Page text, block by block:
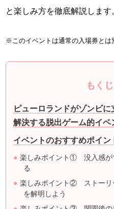
と楽しみ方を徹底解説します
※このイベントは通常の入場券とは
もくじ
ピューロランドがゾンビ
解決する脱出ゲーム的イベ
イベントのおすすめポイン
楽しみポイント① 没入感が
る
楽しみポイント② ストーリ
を解明しよう